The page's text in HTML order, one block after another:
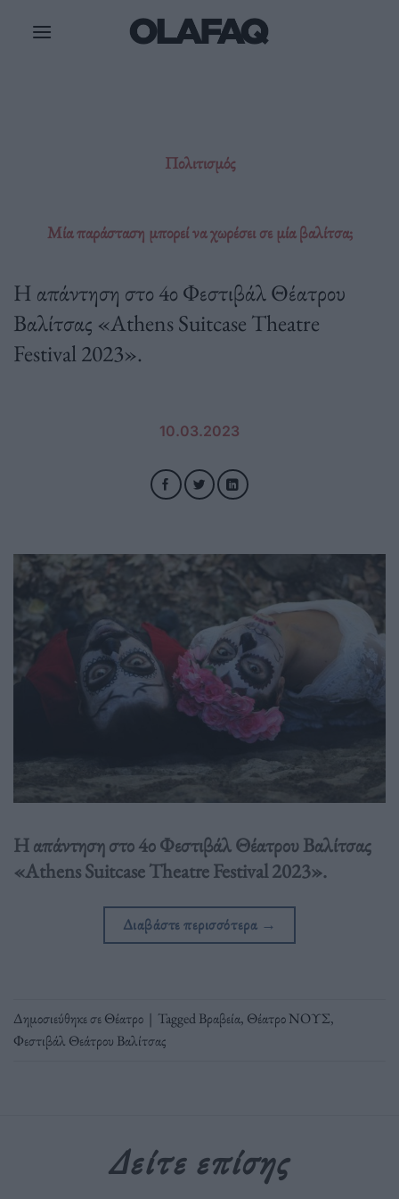
Πολιτισμός
Μία παράσταση μπορεί να χωρέσει σε μία βαλίτσα;
Η απάντηση στο 4ο Φεστιβάλ Θέατρου
Βαλίτσας «Athens Suitcase Theatre
Festival 2023».
10.03.2023
Η απάντηση στο 4ο Φεστιβάλ Θέατρου Βαλίτσας
«Athens Suitcase Theatre Festival 2023».
Διαβάστε περισσότερα →
Δημοσιεύθηκε σεΘέατρο | TaggedΒραβεία, Θέατρο ΝΟΥΣ,
Φεστιβάλ Θεάτρου Βαλίτσας
Δείτε επίσης